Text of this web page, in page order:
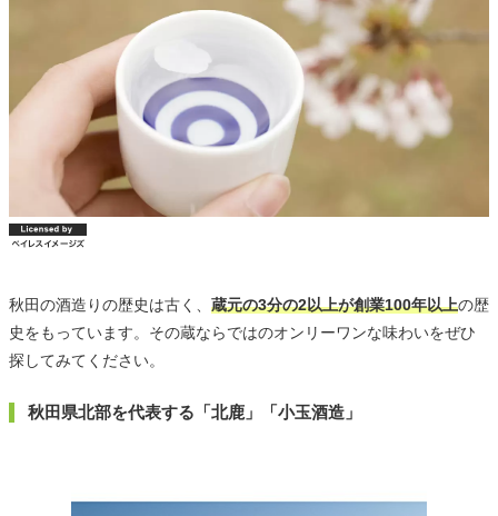
秋田の酒造りの歴史は古く、 蔵元の3分の2以上が創業100年以上の歴
史をもっています。その蔵ならではのオンリーワンな味わいをぜひ
探してみてください。
秋田県北部を代表する「北鹿」「小玉酒造」